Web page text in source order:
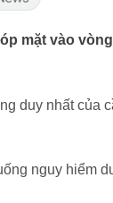
mặt vào
duy nhất của
nguy hiểm